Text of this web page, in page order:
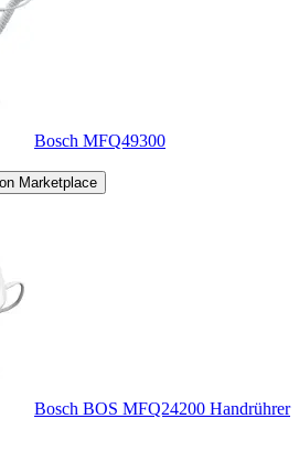
Bosch MFQ49300
Marketplace
Bosch BOS MFQ24200 Handrührer